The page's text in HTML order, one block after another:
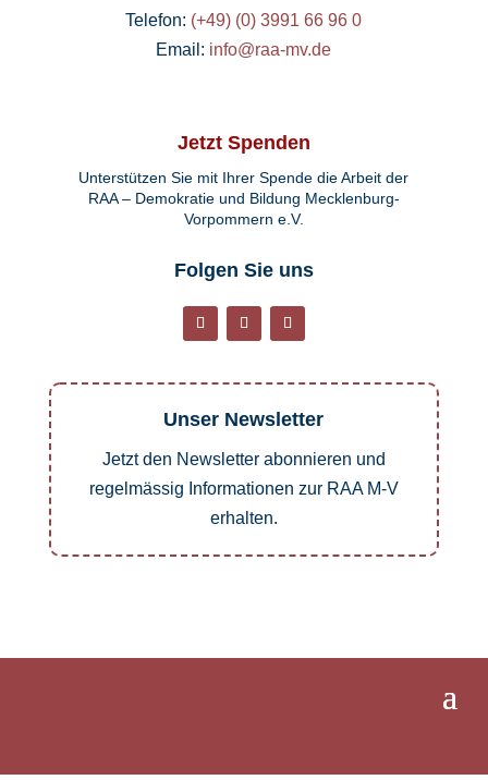
Telefon: (+49) (0) 3991 66 96 0
Email: info@raa-mv.de
Jetzt Spenden
Unterstützen Sie mit Ihrer Spende die Arbeit der
RAA – Demokratie und Bildung Mecklenburg-
Vorpommern e.V.
Folgen Sie uns
Unser Newsletter
Jetzt den Newsletter abonnieren und
regelmässig Informationen zur RAA M-V
erhalten.